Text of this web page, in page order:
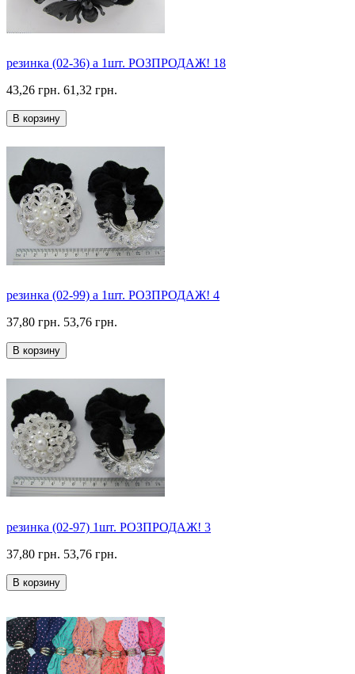
резинка (02-36) а 1шт. РОЗПРОДАЖ! 18
43,26 грн. 61,32 грн.
В корзину
резинка (02-99) а 1шт. РОЗПРОДАЖ! 4
37,80 грн. 53,76 грн.
В корзину
резинка (02-97) 1шт. РОЗПРОДАЖ! 3
37,80 грн. 53,76 грн.
В корзину